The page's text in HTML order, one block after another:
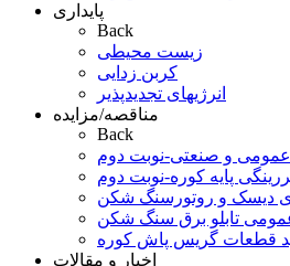
پایداری
Back
زیست محیطی
کربن زدایی
انرژیهای تجدیدپذیر
مناقصه/مزایده
Back
و صنعتی-نوبت دوم
پایه کوره-نوبت دوم
دیسک و روتورسنگ شکن
تابلو برق سنگ شکن
قطعات گریس پاش کوره
اخبار و مقالات